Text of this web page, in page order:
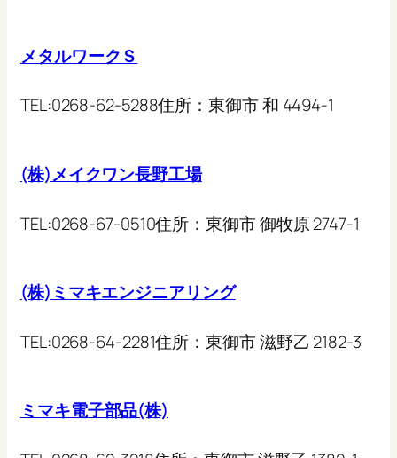
メタルワークＳ
TEL:0268-62-5288住所：東御市 和 4494-1
(株)メイクワン長野工場
TEL:0268-67-0510住所：東御市 御牧原 2747-1
(株)ミマキエンジニアリング
TEL:0268-64-2281住所：東御市 滋野乙 2182-3
ミマキ電子部品(株)